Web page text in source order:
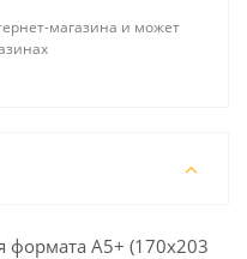
магазина и может
формата А5+ (170х203